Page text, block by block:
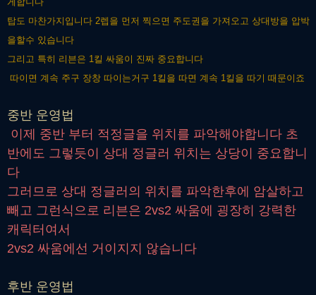
탑도 마찬가지입니다 2렙을 먼저 찍으면 주도권을 가져오고 상대방을 압박
을할수 있습니다
그리고 특히 리븐은 1킬 싸움이 진짜 중요합니다
따이면 계속 주구 장창 따이는거구 1킬을 따면 계속 1킬을 따기 때문이죠
중반 운영법
이제 중반 부터 적정글을 위치를 파악해야합니다 초
반에도 그렇듯이 상대 정글러 위치는 상당이 중요합니
다
그러므로 상대 정글러의 위치를 파악한후에 암살하고
빼고 그런식으로 리븐은 2vs2 싸움에 굉장히 강력한
캐릭터여서
2vs2 싸움에선 거이지지 않습니다
후반 운영법